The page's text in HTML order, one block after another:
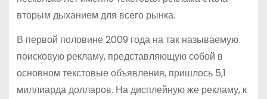
вторым дыханием для всего рынка.
В первой половине 2009 года на так называемую
поисковую рекламу, представляющую собой в
основном текстовые объявления, пришлось 5,1
миллиарда долларов. На дисплейную же рекламу, к